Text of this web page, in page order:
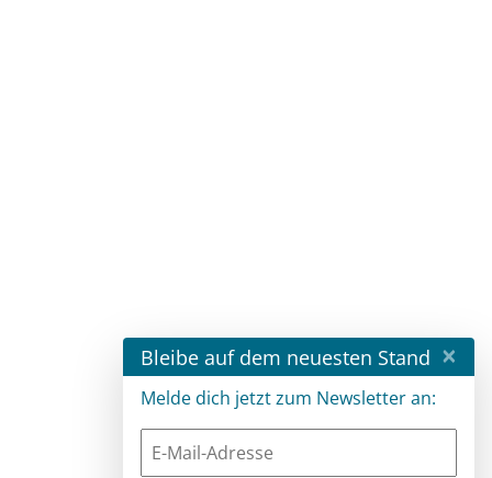
Bleibe auf dem neuesten Stand ×
Melde dich jetzt zum Newsletter an: